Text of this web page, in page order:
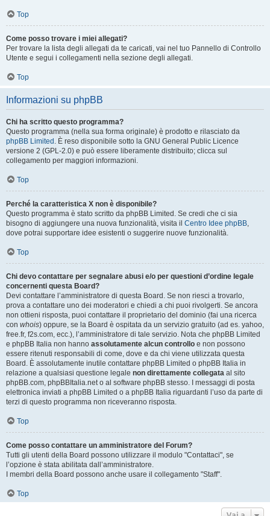
Top
Come posso trovare i miei allegati?
Per trovare la lista degli allegati da te caricati, vai nel tuo Pannello di Controllo
Utente e segui i collegamenti nella sezione degli allegati.
Top
Informazioni su phpBB
Chi ha scritto questo programma?
Questo programma (nella sua forma originale) è prodotto e rilasciato da
phpBB Limited . È reso disponibile sotto la GNU General Public Licence
versione 2 (GPL-2.0) e può essere liberamente distribuito; clicca sul
collegamento per maggiori informazioni.
Top
Perché la caratteristica X non è disponibile?
Questo programma è stato scritto da phpBB Limited. Se credi che ci sia
bisogno di aggiungere una nuova funzionalità, visita il Centro Idee phpBB,
dove potrai supportare idee esistenti o suggerire nuove funzionalità.
Top
Chi devo contattare per segnalare abusi e/o per questioni d’ordine legale
concernenti questa Board?
Devi contattare l’amministratore di questa Board. Se non riesci a trovarlo,
prova a contattare uno dei moderatori e chiedi a chi puoi rivolgerti. Se ancora
non ottieni risposta, puoi contattare il proprietario del dominio (fai una ricerca
con whois) oppure, se la Board è ospitata da un servizio gratuito (ad es. yahoo,
free.fr, f2s.com, ecc.), l’amministratore di tale servizio. Nota che phpBB Limited
e phpBB Italia non hanno assolutamente alcun controllo e non possono
essere ritenuti responsabili di come, dove e da chi viene utilizzata questa
Board. È assolutamente inutile contattare phpBB Limited o phpBB Italia in
relazione a qualsiasi questione legale non direttamente collegata al sito
phpBB.com, phpBBItalia.net o al software phpBB stesso. I messaggi di posta
elettronica inviati a phpBB Limited o a phpBB Italia riguardanti l’uso da parte di
terzi di questo programma non riceveranno risposta.
Top
Come posso contattare un amministratore del Forum?
Tutti gli utenti della Board possono utilizzare il modulo "Contattaci", se
l’opzione è stata abilitata dall’amministratore.
I membri della Board possono anche usare il collegamento "Staff".
Top